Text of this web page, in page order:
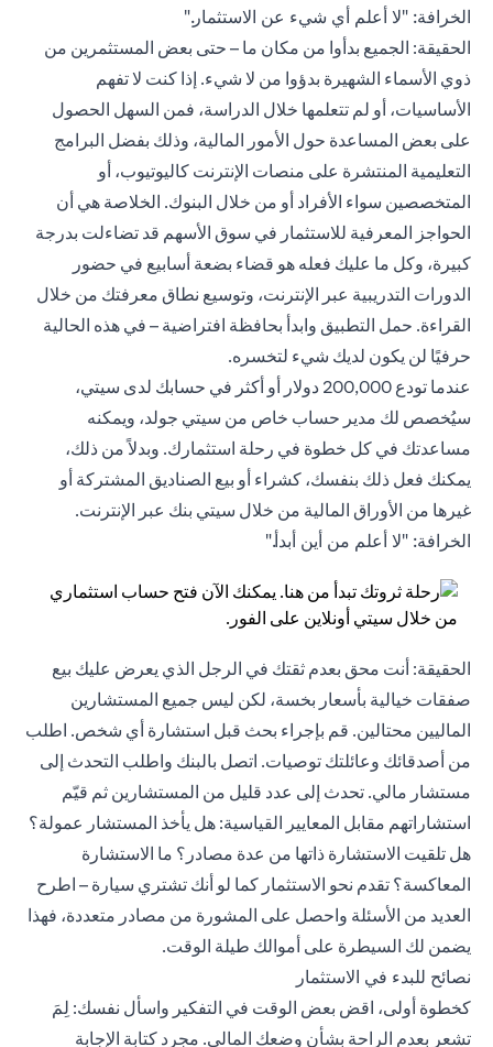
الخرافة: "لا أعلم أي شيء عن الاستثمار."
الحقيقة: الجميع بدأوا من مكان ما – حتى بعض المستثمرين من
ذوي الأسماء الشهيرة بدؤوا من لا شيء. إذا كنت لا تفهم
الأساسيات، أو لم تتعلمها خلال الدراسة، فمن السهل الحصول
على بعض المساعدة حول الأمور المالية، وذلك بفضل البرامج
التعليمية المنتشرة على منصات الإنترنت كاليوتيوب، أو
المتخصصين سواء الأفراد أو من خلال البنوك. الخلاصة هي أن
الحواجز المعرفية للاستثمار في سوق الأسهم قد تضاءلت بدرجة
كبيرة، وكل ما عليك فعله هو قضاء بضعة أسابيع في حضور
الدورات التدريبية عبر الإنترنت، وتوسيع نطاق معرفتك من خلال
القراءة. حمل التطبيق وابدأ بحافظة افتراضية – في هذه الحالية
حرفيًا لن يكون لديك شيء لتخسره.
عندما تودع 200,000 دولار أو أكثر في حسابك لدى سيتي،
سيُخصص لك مدير حساب خاص من سيتي جولد، ويمكنه
مساعدتك في كل خطوة في رحلة استثمارك. وبدلاً من ذلك،
يمكنك فعل ذلك بنفسك، كشراء أو بيع الصناديق المشتركة أو
غيرها من الأوراق المالية من خلال سيتي بنك عبر الإنترنت.
الخرافة: "لا أعلم من أين أبدأ."
الحقيقة: أنت محق بعدم ثقتك في الرجل الذي يعرض عليك بيع
صفقات خيالية بأسعار بخسة، لكن ليس جميع المستشارين
الماليين محتالين. قم بإجراء بحث قبل استشارة أي شخص. اطلب
من أصدقائك وعائلتك توصيات. اتصل بالبنك واطلب التحدث إلى
مستشار مالي. تحدث إلى عدد قليل من المستشارين ثم قيّم
استشاراتهم مقابل المعايير القياسية: هل يأخذ المستشار عمولة؟
هل تلقيت الاستشارة ذاتها من عدة مصادر؟ ما الاستشارة
المعاكسة؟ تقدم نحو الاستثمار كما لو أنك تشتري سيارة – اطرح
العديد من الأسئلة واحصل على المشورة من مصادر متعددة، فهذا
يضمن لك السيطرة على أموالك طيلة الوقت.
نصائح للبدء في الاستثمار
كخطوة أولى، اقض بعض الوقت في التفكير واسأل نفسك: لِمَ
تشعر بعدم الراحة بشأن وضعك المالي. مجرد كتابة الإجابة